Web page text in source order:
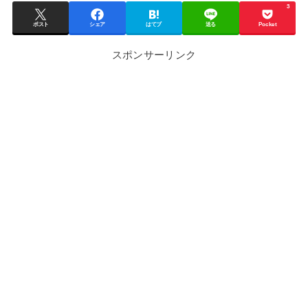
ポスト シェア はてブ 送る Pocket
3
スポンサーリンク